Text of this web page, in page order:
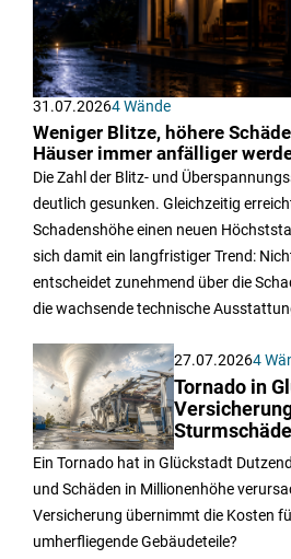
31.07.20264 Wände
Weniger Blitze, höhere
Häuser immer anfälliger
Die Zahl der Blitz- und
deutlich gesunken. Gleichzeitig
Schadenshöhe einen neuen
sich damit ein langfristiger Trend:
entscheidet zunehmend über die
die wachsende technische
27.07.20264
Tornado in
Ein Tornado hat in Glückstadt
und Schäden in Millionenhöhe
Versicherung übernimmt die Kosten
umherfliegende Gebäudeteile?